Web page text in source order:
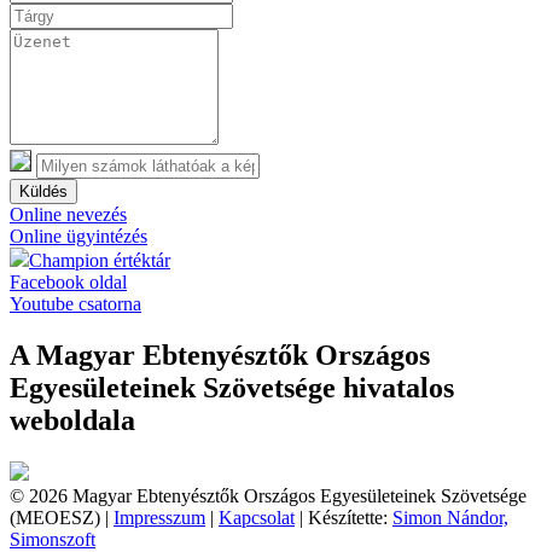
Küldés
Online nevezés
Online ügyintézés
Champion értéktár
Facebook oldal
Youtube csatorna
A Magyar Ebtenyésztők Országos
Egyesületeinek Szövetsége hivatalos
weboldala
© 2026 Magyar Ebtenyésztők Országos Egyesületeinek Szövetsége
(MEOESZ) | Impresszum | Kapcsolat | Készítette: Simon Nándor,
Simonszoft